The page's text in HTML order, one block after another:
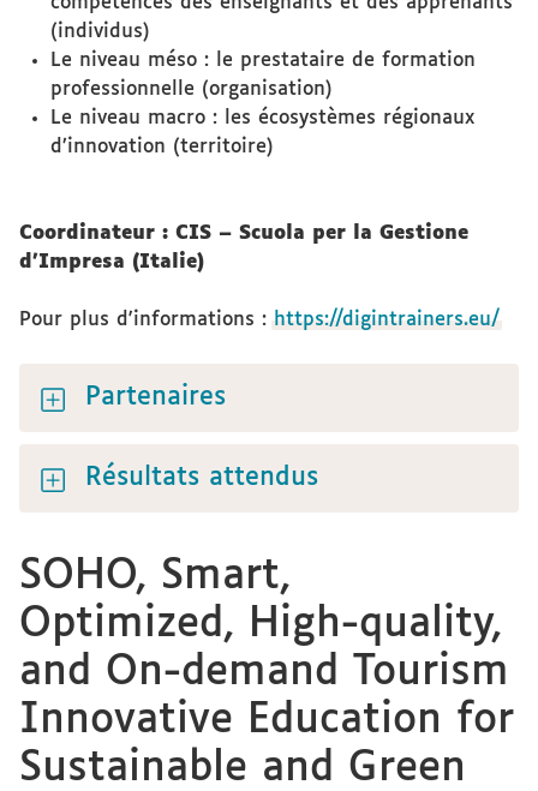
(individus)
Le niveau méso : le prestataire de formation
professionnelle (organisation)
Le niveau macro : les écosystèmes régionaux
d’innovation (territoire)
Coordinateur : CIS – Scuola per la Gestione
d'Impresa (Italie)
Pour plus d'informations : https://digintrainers.eu/
Partenaires
Résultats attendus
SOHO, Smart,
Optimized, High-quality,
and On-demand Tourism
Innovative Education for
Sustainable and Green